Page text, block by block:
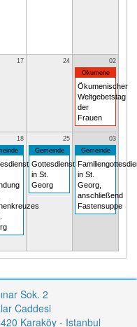
17 24
02
Ökumene
Ökumenischer
Weltgebetstag
der
Frauen
18
25
Gemeinde
Gottesdienst
in St.
Georg
03
Gemeinde
in St.
Georg,
anschließend
Fastensuppe
Sok. 2
Caddesi
Karaköy - Istanbul